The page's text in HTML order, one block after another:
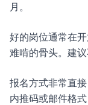
月。
好的岗位通常在
难啃的骨头。建
报名方式非常直
内推码或邮件格